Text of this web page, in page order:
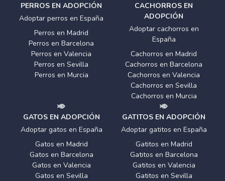
PERROS EN ADOPCIÓN
Adoptar perros en España
Perros en Madrid
Perros en Barcelona
Perros en Valencia
Perros en Sevilla
Perros en Murcia
CACHORROS EN
ADOPCIÓN
Adoptar cachorros en
España
Cachorros en Madrid
Cachorros en Barcelona
Cachorros en Valencia
Cachorros en Sevilla
Cachorros en Murcia
GATOS EN ADOPCIÓN
Adoptar gatos en España
Gatos en Madrid
Gatos en Barcelona
Gatos en Valencia
Gatos en Sevilla
GATITOS EN ADOPCIÓN
Adoptar gatitos en España
Gatitos en Madrid
Gatitos en Barcelona
Gatitos en Valencia
Gatitos en Sevilla